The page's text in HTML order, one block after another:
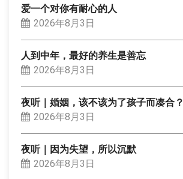
爱一个对你有耐心的人
2026年8月3日
人到中年，最好的养生是善忘
2026年8月3日
夜听｜婚姻，该不该为了孩子而凑合？
2026年8月3日
夜听｜因为失望，所以沉默
2026年8月3日